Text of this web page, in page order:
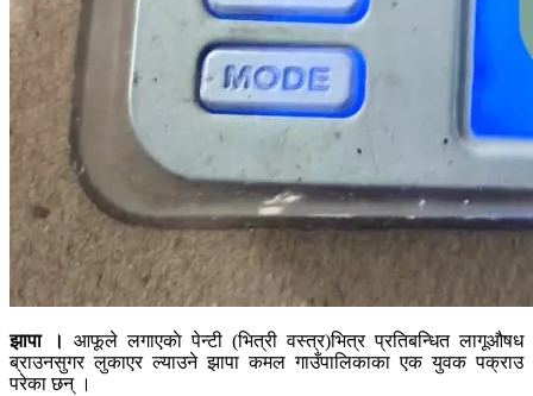
झापा ।
आफूले लगाएकाे पेन्टी (भित्री वस्त्र)भित्र प्रतिबन्धित लागूऔषध
ब्राउनसुगर लुकाएर ल्याउने झापा कमल गाउँपालिकाका एक युवक पक्राउ
परेका छन् ।